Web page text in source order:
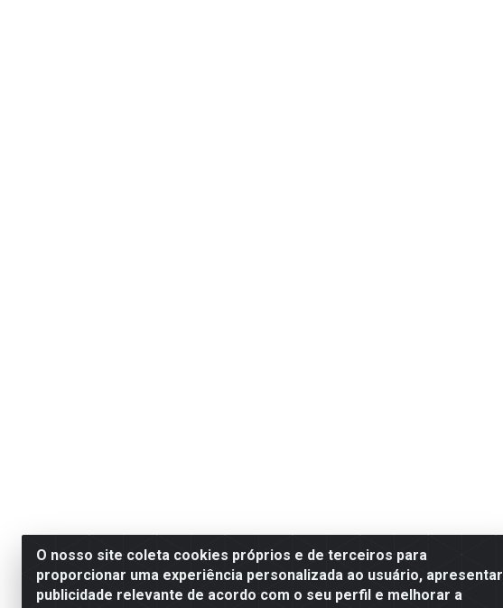
O nosso site coleta cookies próprios e de terceiros para
proporcionar uma experiência personalizada ao usuário, apresentar
publicidade relevante de acordo com o seu perfil e melhorar a